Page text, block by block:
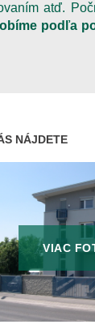
atď.
podľa
NÁJDETE
VIAC